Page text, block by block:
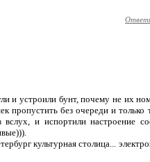
и устроили бунт, почему не их
без очереди и только
и испортили настроение
культурная столица...